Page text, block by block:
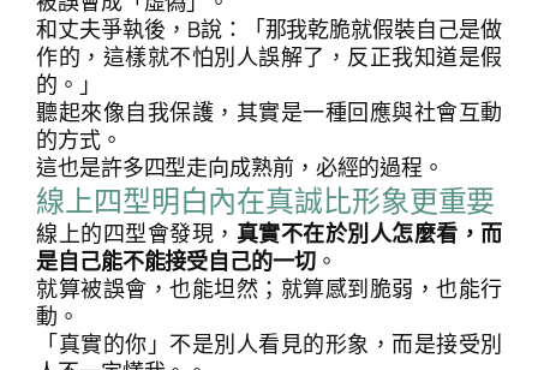
和丈夫爭執後，B說：「那我乾脆就假裝自己是做
作的，這樣就不怕別人誤解了，反正我知道是假
的。」
聽起來像自我保護，其實是一種回應與社會互動
的方式。
這也是許多四型走向成熟前，必經的過程。
線上四型明白內在真誠比形象更重要
線上的四型會發現， 真實不在於別人怎麼看，而
是自己能不能接受自己的一切。
就算被誤會，也能坦然；就算感到脆弱，也能行
動。
「真實的你」不是別人看見的形象，而是接受別